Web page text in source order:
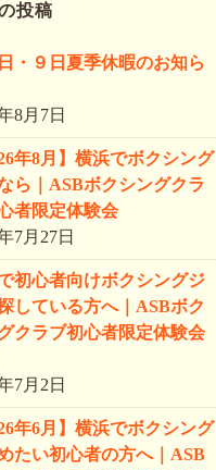
投稿
・９日夏季休暇のお知ら
8月7日
年8月】横浜でボクシング
ら｜ASBボクシングクラ
者限定体験会
7月27日
初心者向けボクシングジ
している方へ｜ASBボク
クラブ初心者限定体験会
7月2日
年6月】横浜でボクシング
たい初心者の方へ｜ASB